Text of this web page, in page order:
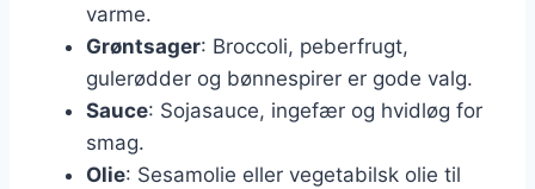
varme.
Grøntsager: Broccoli, peberfrugt,
gulerødder og bønnespirer er gode valg.
Sauce: Sojasauce, ingefær og hvidløg for
smag.
Olie: Sesamolie eller vegetabilsk olie til